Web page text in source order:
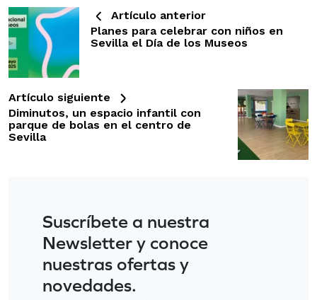
Artículo anterior
Planes para celebrar con niños en
Sevilla el Día de los Museos
Artículo siguiente
Diminutos, un espacio infantil con
parque de bolas en el centro de
Sevilla
Suscríbete a nuestra
Newsletter y conoce
nuestras ofertas y
novedades.